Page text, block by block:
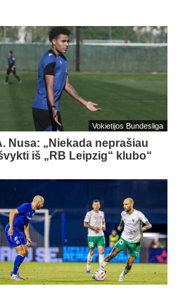
Vokietijos Bundesliga
Nusa: „Niekada neprašiau
iš „RB Leipzig“ klubo“